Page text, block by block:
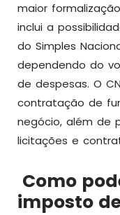
maior
inclui a
do Simples
dependendo do
de despesas. O
contratação de
negócio, além de
licitações e
Como
imposto